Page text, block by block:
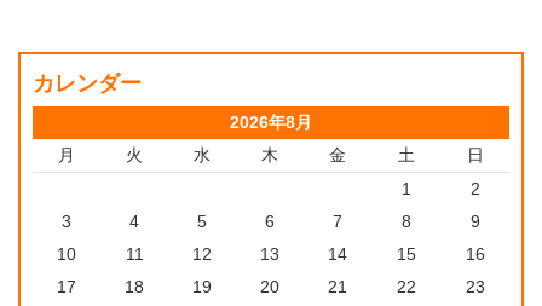
カレンダー
2026年8月
月
火 水 木 金 土 日
1
2
3
4 5 6 7 8
9
10
11 12 13 14 15
16
17
18 19 20 21 22
23